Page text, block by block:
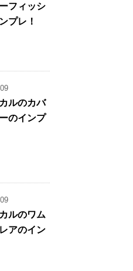
フィッシ
プレ！
ルのカバ
のインプ
ルのワム
アのイン